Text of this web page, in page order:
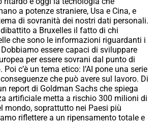
a potenze straniere, Usa e Cina, e
di sovranità dei nostri dati personali.
a Bruxelles il fatto di chi
che sono le informazioni riguardanti i
essere capaci di sviluppare
per essere sovrani dal punto di
c’è un tema etico: l’AI pone una serie
che può avere sul lavoro. Di
report di Goldman Sachs che spiega
artificiale metta a rischio 300 milioni di
mondo, soprattutto nei Paesi più
riflettere a un ripensamento totale e